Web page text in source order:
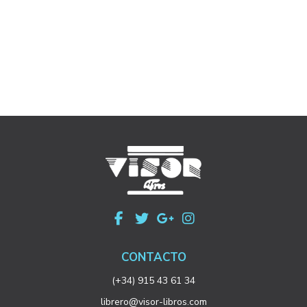
CONTACTO
(+34) 915 43 61 34
librero@visor-libros.com